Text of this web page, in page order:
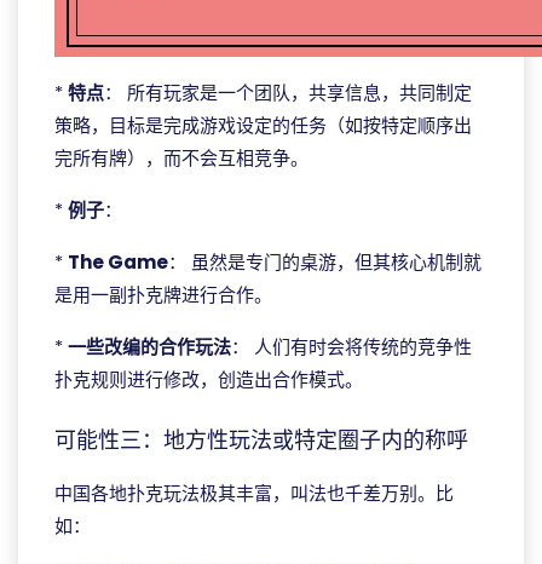
*特点： 所有玩家是一个团队，共享信息，共同制定
策略，目标是完成游戏设定的任务（如按特定顺序出
完所有牌），而不会互相竞争。
*例子：
* The Game： 虽然是专门的桌游，但其核心机制就
是用一副扑克牌进行合作。
*一些改编的合作玩法： 人们有时会将传统的竞争性
扑克规则进行修改，创造出合作模式。
可能性三：地方性玩法或特定圈子内的称呼
中国各地扑克玩法极其丰富，叫法也千差万别。比
如：